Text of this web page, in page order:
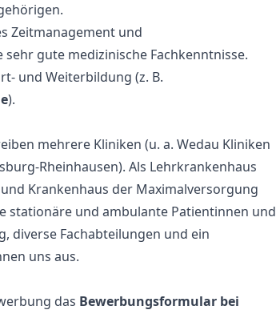
Zeitmanagement und
gute medizinische Fachkenntnisse.
und Weiterbildung (z. B.
).
mehrere Kliniken (u. a. Wedau Kliniken
Rheinhausen). Als Lehrkrankenhaus
Krankenhaus der Maximalversorgung
stationäre und ambulante Patientinnen und
diverse Fachabteilungen und ein
uns aus.
das Bewerbungsformular bei